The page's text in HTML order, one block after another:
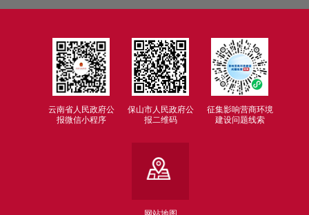
云南省人民政府公
报微信小程序
保山市人民政府公
报二维码
征集影响营商环境
建设问题线索